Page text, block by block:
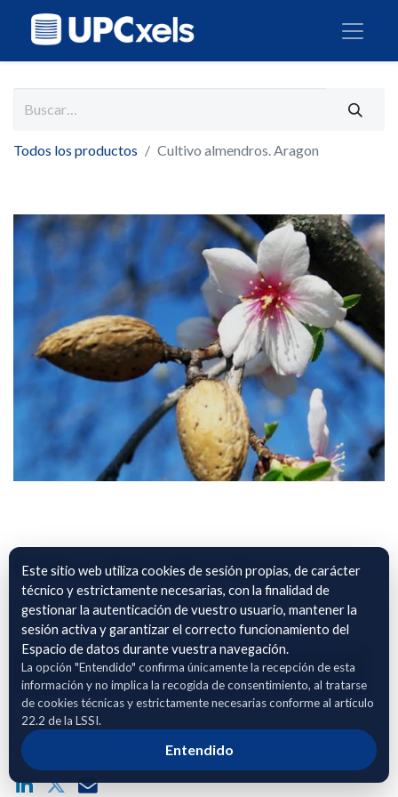
Todos los productos Cultivo almendros. Aragon
Cultivo almendros. Aragon
Datos sobre cultivo de almendros y pistachos en provicia de
Aragon.
Adhierete para solicitar acceso
Compartir enlace público del dataset
Este sitio web utiliza cookies de sesión propias, de carácter
técnico y estrictamente necesarias, con la finalidad de
gestionar la autenticación de vuestro usuario, mantener la
sesión activa y garantizar el correcto funcionamiento del
Espacio de datos durante vuestra navegación.
La opción "Entendido" confirma únicamente la recepción de esta
información y no implica la recogida de consentimiento, al tratarse
de cookies técnicas y estrictamente necesarias conforme al artículo
22.2 de la LSSI.
Entendido